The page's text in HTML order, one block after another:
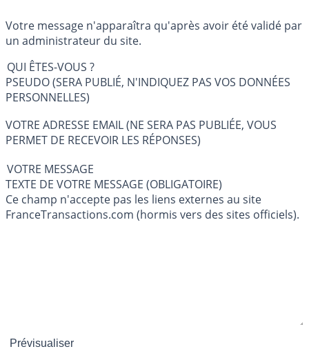
Votre message n'apparaîtra qu'après avoir été validé par
un administrateur du site.
QUI ÊTES-VOUS ?
PSEUDO (SERA PUBLIÉ, N'INDIQUEZ PAS VOS DONNÉES
PERSONNELLES)
VOTRE ADRESSE EMAIL (NE SERA PAS PUBLIÉE, VOUS
PERMET DE RECEVOIR LES RÉPONSES)
VOTRE MESSAGE
TEXTE DE VOTRE MESSAGE (OBLIGATOIRE)
Ce champ n'accepte pas les liens externes au site
FranceTransactions.com (hormis vers des sites officiels).